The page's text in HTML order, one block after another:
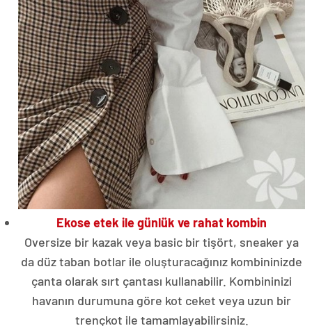
Ekose etek ile günlük ve rahat kombin
Oversize bir kazak veya basic bir tişört, sneaker ya
da düz taban botlar ile oluşturacağınız kombininizde
çanta olarak sırt çantası kullanabilir. Kombininizi
havanın durumuna göre kot ceket veya uzun bir
trençkot ile tamamlayabilirsiniz.